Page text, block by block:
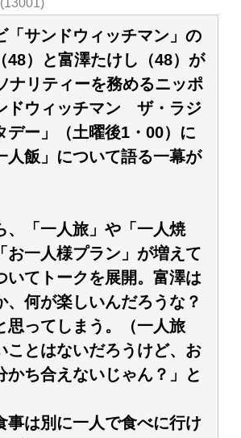
「サンドウィッチマン」の
48）と富澤たけし（48）が
ナリティーを務めるニッポ
ドウィッチマン ザ・ラジ
デー」（土曜後1・00）に
人飯」について語る一幕が
「一人旅」や「一人焼
お一人様プラン」が増えて
いてトークを展開。富澤は
、何が楽しいんだろうな？
思ってしまう。（一人旅
ことはないだろうけど、お
かち合えないじゃん？」と
事は別に一人で食べに行け